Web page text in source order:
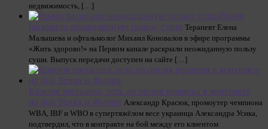
недвижимость, […]
Врачи
раскрыли неожиданную пользу суши Терапевт Елена
Малышева и офтальмолог Михаил Коновалов в эфире программы
«Жить здорово!» на Первом канале раскрыли неожиданную пользу
суши. Выпуск передачи доступен на сайте […]
Красюк рассказал, есть ли опция реванша в контракте
на бой Усика и Фьюри Александр Красюк, промоутер чемпиона
WBA, IBF и WBO в супертяжёлом весе украинца Александра Усика,
подтвердил, что в контракте на бой между его клиентом